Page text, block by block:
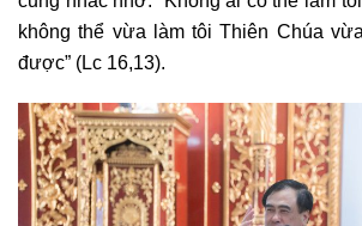
không thể vừa làm tôi Thiên Chúa
được” (Lc 16,13).